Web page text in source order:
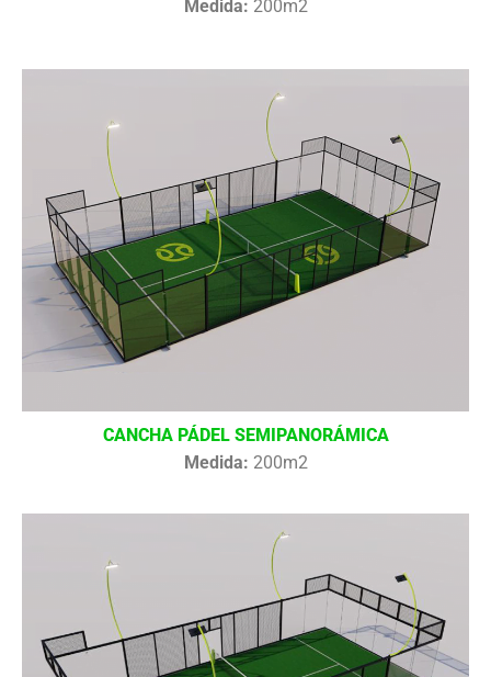
Medida: 200m2
CANCHA PÁDEL SEMIPANORÁMICA
Medida: 200m2